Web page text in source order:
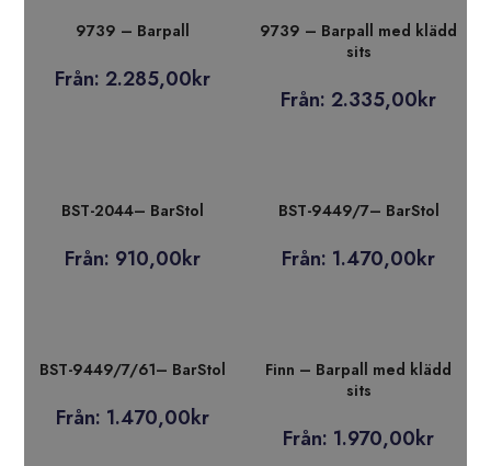
9739 – Barpall
Från: 2.285,00kr
9739 – Barpall med klädd
sits
Från:2.335,00kr
BST-2044– BarStol
Från: 910,00kr
BST-9449/7– BarStol
Från: 1.470,00kr
BST-9449/7/61– BarStol
Från: 1.470,00kr
Finn – Barpall med klädd
sits
Från: 1.970,00kr